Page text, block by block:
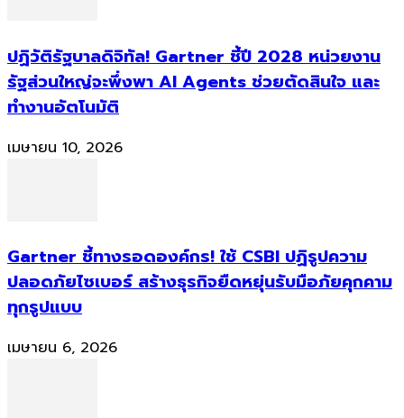
ปฏิวัติรัฐบาลดิจิทัล! Gartner ชี้ปี 2028 หน่วยงาน
รัฐส่วนใหญ่จะพึ่งพา AI Agents ช่วยตัดสินใจ และ
ทำงานอัตโนมัติ
เมษายน 10, 2026
Gartner ชี้ทางรอดองค์กร! ใช้ CSBI ปฏิรูปความ
ปลอดภัยไซเบอร์ สร้างธุรกิจยืดหยุ่นรับมือภัยคุกคาม
ทุกรูปแบบ
เมษายน 6, 2026